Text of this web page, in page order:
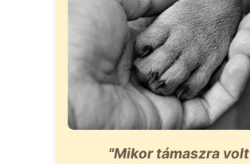
"Mikor támaszra volt